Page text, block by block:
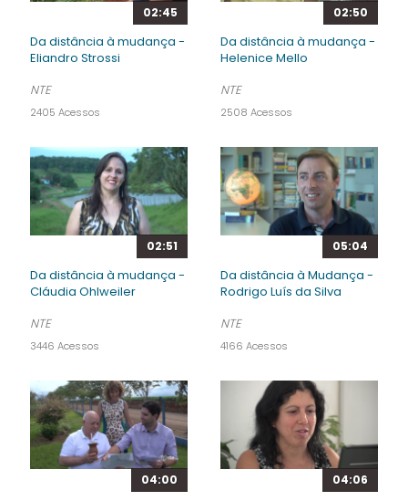
02:45
Da distância à mudança -
Eliandro Strossi
NTE
2405 Acessos
02:50
Da distância à mudança -
Helenice Mello
NTE
2508 Acessos
02:51
Da distância à mudança -
Cláudia Ohlweiler
NTE
3446 Acessos
05:04
Da distância à Mudança -
Rodrigo Luís da Silva
NTE
4166 Acessos
04:00 04:06